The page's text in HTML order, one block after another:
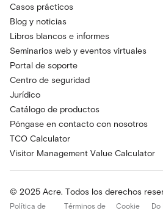
Casos prácticos
Blog y noticias
Libros blancos e informes
Seminarios web y eventos virtuales
Portal de soporte
Centro de seguridad
Jurídico
Catálogo de productos
Póngase en contacto con nosotros
TCO Calculator
Visitor Management Value Calculator
© 2025 Acre. Todos los derechos
Política de Términos de Cookie Do